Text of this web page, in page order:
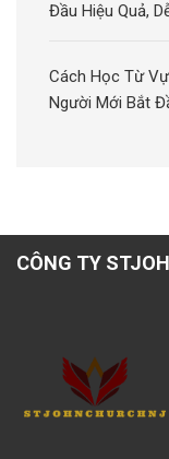
Đầu Hiệu Quả,
Cách Học Từ
Người Mới Bắt
CÔNG TY